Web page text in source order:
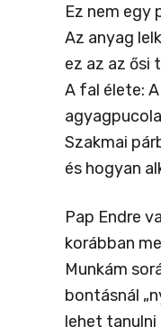
Ez nem egy
Az anyag
ez az az ősi
A fal élete:
Szakmai
és hogyan
Pap Endre
korábban
Munkám
bontásnál
lehet